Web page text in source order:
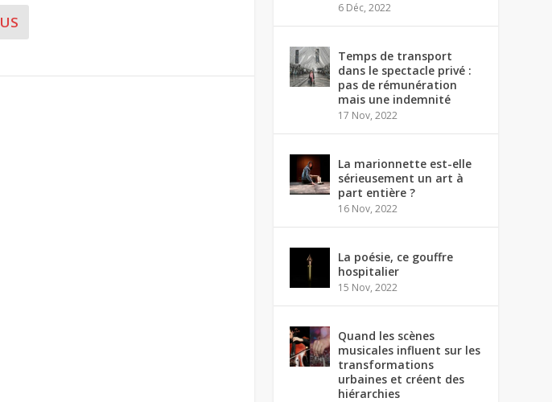
6 Déc, 2022
Temps de transport
dans le spectacle privé :
pas de rémunération
mais une indemnité
17 Nov, 2022
La marionnette est-elle
sérieusement un art à
part entière ?
16 Nov, 2022
La poésie, ce gouffre
hospitalier
15 Nov, 2022
Quand les scènes
musicales influent sur les
transformations
urbaines et créent des
hiérarchies